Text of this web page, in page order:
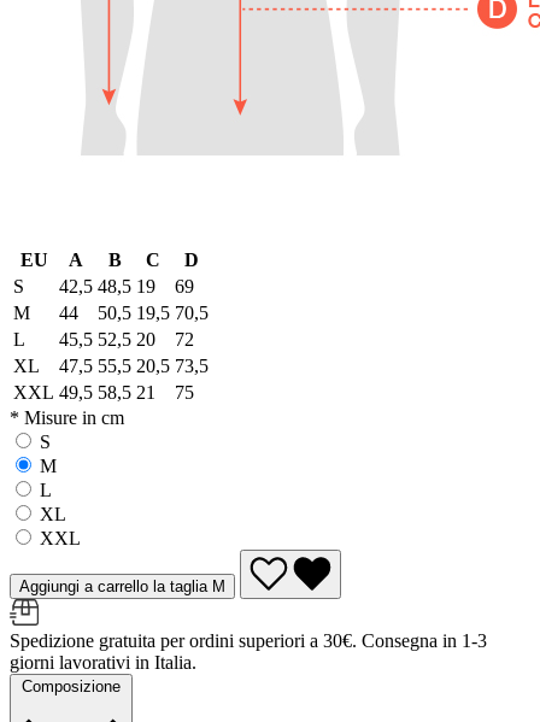
EU A B C
D
S
42,5 48,5 19
69
M
44 50,5 19,5 70,5
L
45,5 52,5 20
72
XL
47,5 55,5 20,5 73,5
XXL 49,5 58,5 21
75
* Misure in cm
S
M
L
XL
XXL
Aggiungi a carrello la taglia M
Spedizione gratuita per ordini superiori a 30€. Consegna in 1-3
giorni lavorativi in Italia.
Composizione